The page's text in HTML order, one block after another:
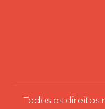
Todos os direitos